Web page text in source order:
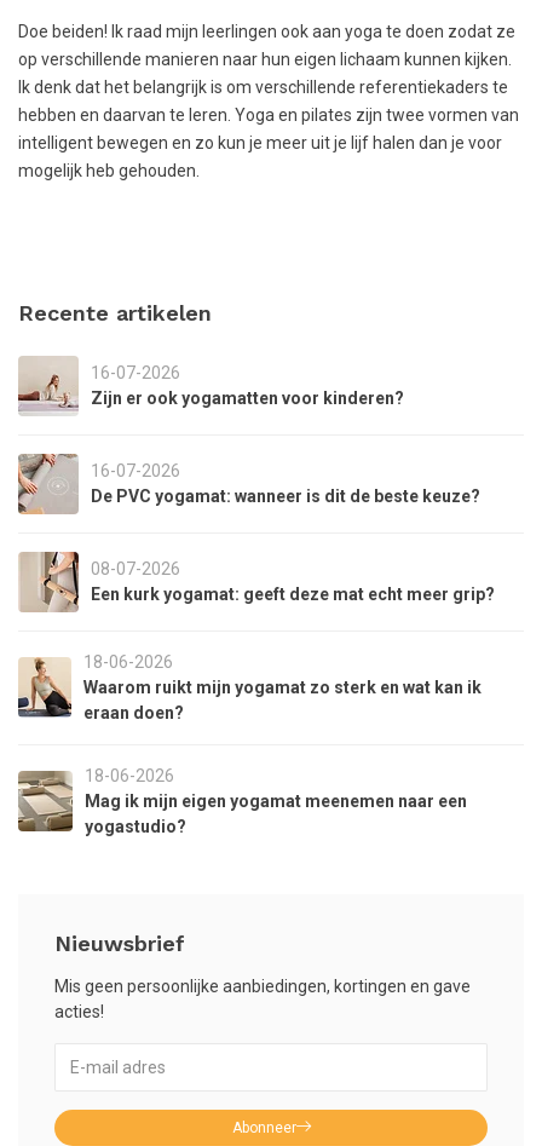
Doe beiden! Ik raad mijn leerlingen ook aan yoga te doen zodat ze
op verschillende manieren naar hun eigen lichaam kunnen kijken.
Ik denk dat het belangrijk is om verschillende referentiekaders te
hebben en daarvan te leren. Yoga en pilates zijn twee vormen van
intelligent bewegen en zo kun je meer uit je lijf halen dan je voor
mogelijk heb gehouden.
Recente artikelen
16-07-2026
Zijn er ook yogamatten voor kinderen?
16-07-2026
De PVC yogamat: wanneer is dit de beste keuze?
08-07-2026
Een kurk yogamat: geeft deze mat echt meer grip?
18-06-2026
Waarom ruikt mijn yogamat zo sterk en wat kan ik
eraan doen?
18-06-2026
Mag ik mijn eigen yogamat meenemen naar een
yogastudio?
Nieuwsbrief
Mis geen persoonlijke aanbiedingen, kortingen en gave
acties!
Abonneer